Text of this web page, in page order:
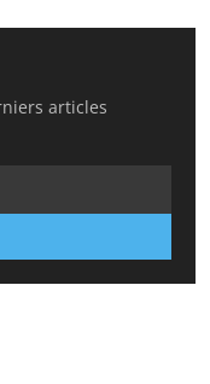
articles